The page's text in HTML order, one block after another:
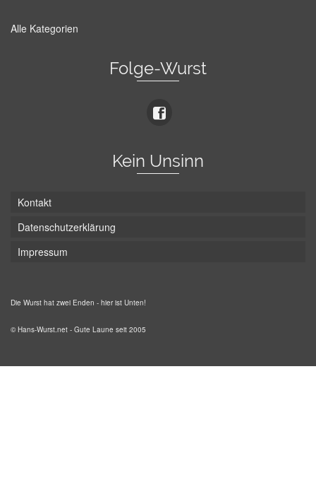
Alle Kategorien
Folge-Wurst
Kein Unsinn
Kontakt
Datenschutzerklärung
Impressum
Die Wurst hat zwei Enden - hier ist Unten!
© Hans-Wurst.net - Gute Laune seit 2005